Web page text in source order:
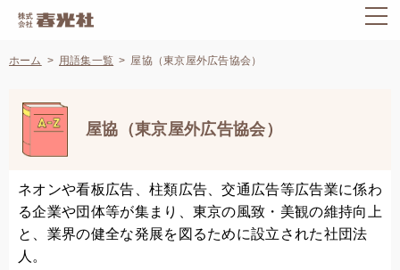
ホーム 用語集一覧 屋協（東京屋外広告協会）
屋協（東京屋外広告協会）
ネオンや看板広告、柱類広告、交通広告等広告業に係わ
る企業や団体等が集まり、東京の風致・美観の維持向上
と、業界の健全な発展を図るために設立された社団法
人。